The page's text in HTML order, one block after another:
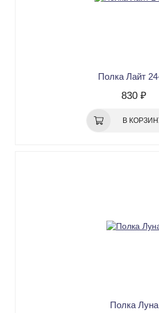
Полка Лайт
830 ₽
В
Полка Луна